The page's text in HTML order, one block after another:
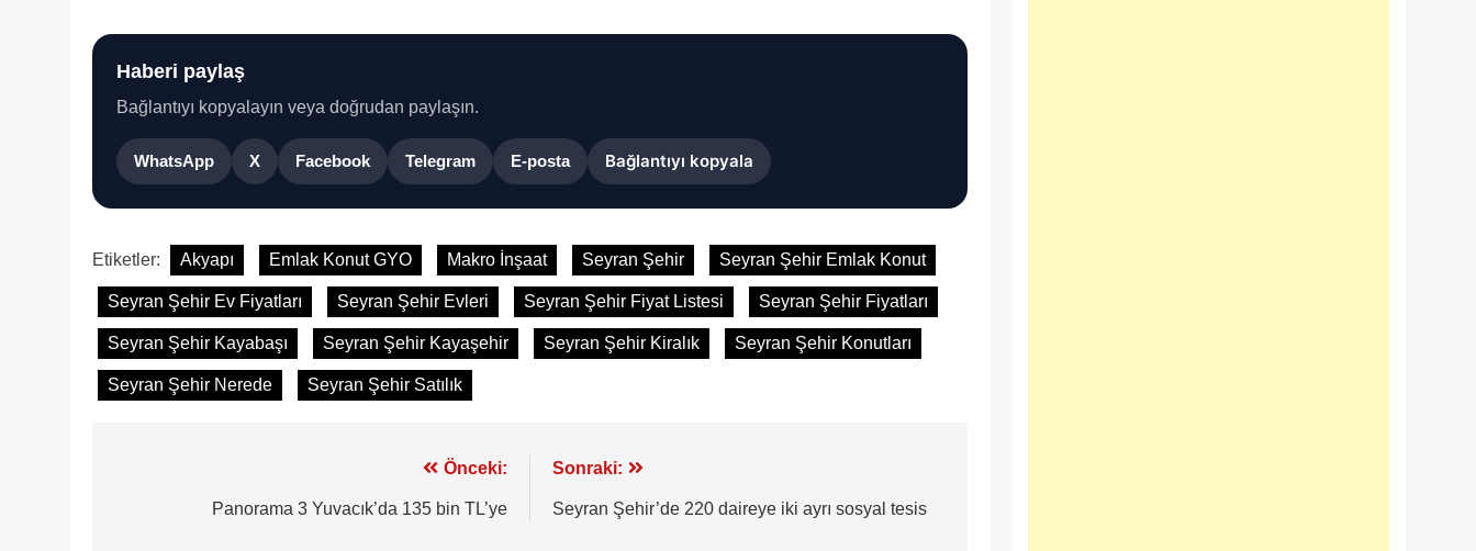
Haberi paylaş
Bağlantıyı kopyalayın veya doğrudan paylaşın.
WhatsApp X Facebook Telegram E-posta Bağlantıyı kopyala
Etiketler: Akyapı Emlak Konut GYO Makro İnşaat Seyran Şehir Seyran Şehir Emlak Konut
Seyran Şehir Ev Fiyatları Seyran Şehir Evleri Seyran Şehir Fiyat Listesi Seyran Şehir Fiyatları
Seyran Şehir Kayabaşı Seyran Şehir Kayaşehir Seyran Şehir Kiralık Seyran Şehir Konutları
Seyran Şehir Nerede Seyran Şehir Satılık
gezinmesi
Önceki:
Panorama 3 Yuvacık’da 135 bin TL’ye
Sonraki:
Seyran Şehir’de 220 daireye iki ayrı sosyal tesis